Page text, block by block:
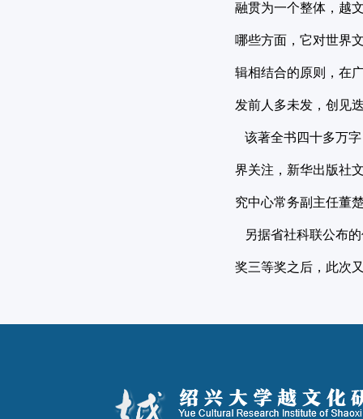
融贯为一个整体，越
哪些方面，它对世界
辑相结合的原则，在
发前人多未发，创见
该著全书四十多万字
界关注，新华出版社
究中心常务副主任董
另据省社科联公布
奖三等奖之后，此次